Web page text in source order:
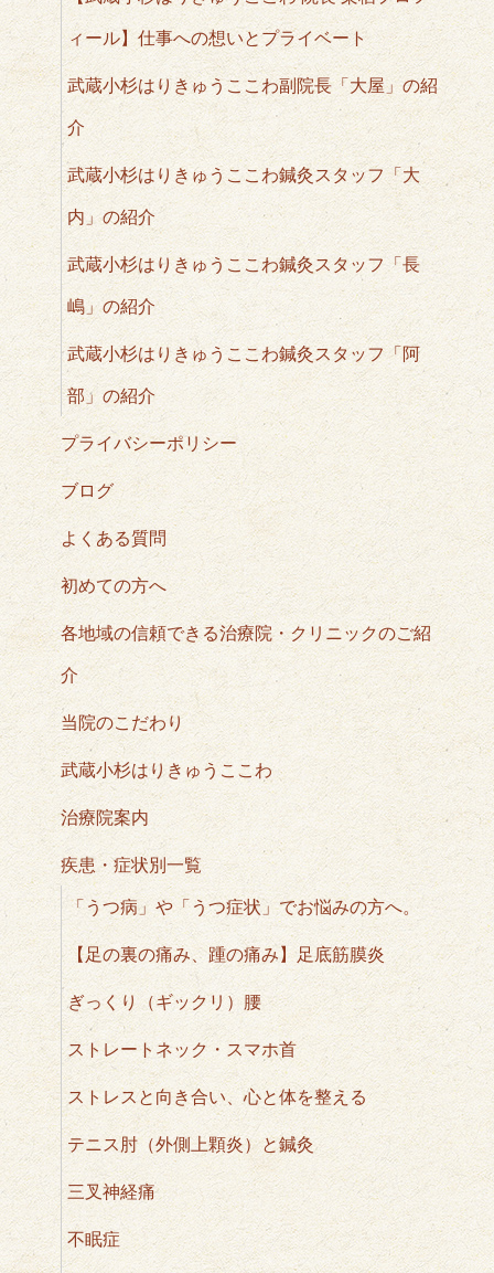
ィール】仕事への想いとプライベート
武蔵小杉はりきゅうここわ副院長「大屋」の紹
介
武蔵小杉はりきゅうここわ鍼灸スタッフ「大
内」の紹介
武蔵小杉はりきゅうここわ鍼灸スタッフ「長
嶋」の紹介
武蔵小杉はりきゅうここわ鍼灸スタッフ「阿
部」の紹介
プライバシーポリシー
ブログ
よくある質問
初めての方へ
各地域の信頼できる治療院・クリニックのご紹
介
当院のこだわり
武蔵小杉はりきゅうここわ
治療院案内
疾患・症状別一覧
「うつ病」や「うつ症状」でお悩みの方へ。
【足の裏の痛み、踵の痛み】足底筋膜炎
ぎっくり（ギックリ）腰
ストレートネック・スマホ首
ストレスと向き合い、心と体を整える
テニス肘（外側上顆炎）と鍼灸
三叉神経痛
不眠症